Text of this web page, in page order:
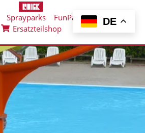
Sprayparks FunPad
News
Ersatzteilshop
DE